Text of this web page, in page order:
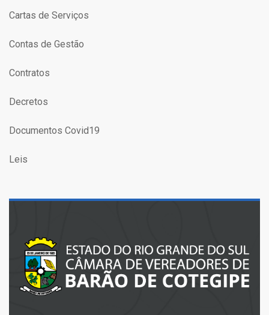
Cartas de Serviços
Contas de Gestão
Contratos
Decretos
Documentos Covid19
Leis